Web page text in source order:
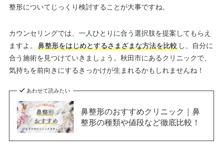
整形についてじっくり検討することが大事ですね。
カウンセリングでは、一人ひとりに合う選択肢を提案してもらえ
ますよ。
鼻整形をはじめとするさまざまな方法を比較し、自分に
合う施術を見つけていきましょう。秋田市にあるクリニックで、
気持ちを前向きにするきっかけが生まれるかもしれませんね！
あわせて読みたい
鼻整形のおすすめクリニック｜鼻
整形の種類や値段など徹底比較！